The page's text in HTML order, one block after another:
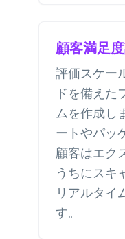
顧客満足
評価スケー
ドを備えた
ムを作成し
ートやパッ
顧客はエク
うちにスキ
リアルタイ
す。